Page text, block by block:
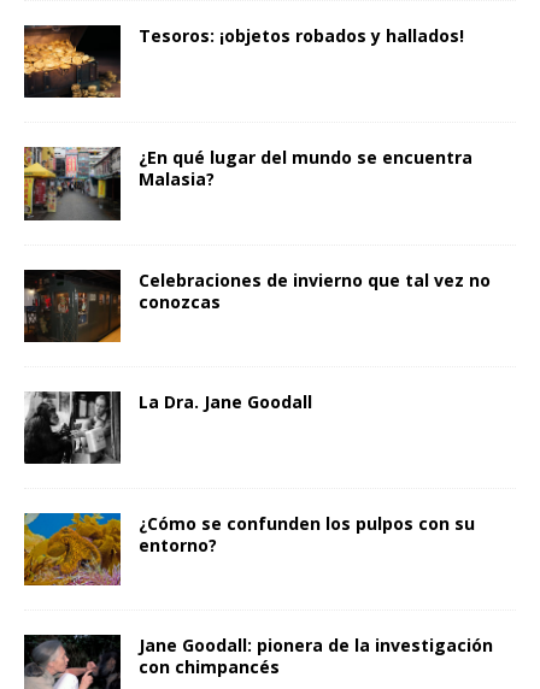
Tesoros: ¡objetos robados y hallados!
¿En qué lugar del mundo se encuentra
Malasia?
Celebraciones de invierno que tal vez no
conozcas
La Dra. Jane Goodall
¿Cómo se confunden los pulpos con su
entorno?
Jane Goodall: pionera de la investigación
con chimpancés